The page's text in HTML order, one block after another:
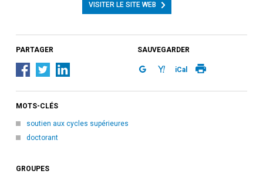
VISITER LE SITE WEB
PARTAGER SAUVEGARDER
iCal
MOTS-CLÉS
soutien aux cycles supérieures
doctorant
GROUPES